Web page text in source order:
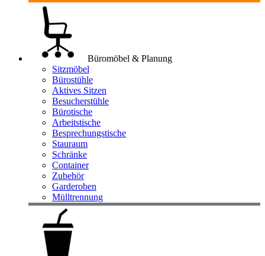
Büromöbel & Planung
Sitzmöbel
Bürostühle
Aktives Sitzen
Besucherstühle
Bürotische
Arbeitstische
Besprechungstische
Stauraum
Schränke
Container
Zubehör
Garderoben
Mülltrennung